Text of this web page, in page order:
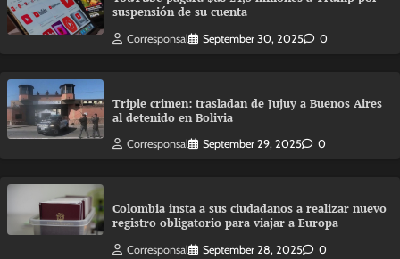
suspensión de su cuenta
Corresponsal September 30, 2025 0
Triple crimen: trasladan de Jujuy a Buenos Aires
al detenido en Bolivia
Corresponsal September 29, 2025 0
Colombia insta a sus ciudadanos a realizar nuevo
registro obligatorio para viajar a Europa
Corresponsal September 28, 2025 0